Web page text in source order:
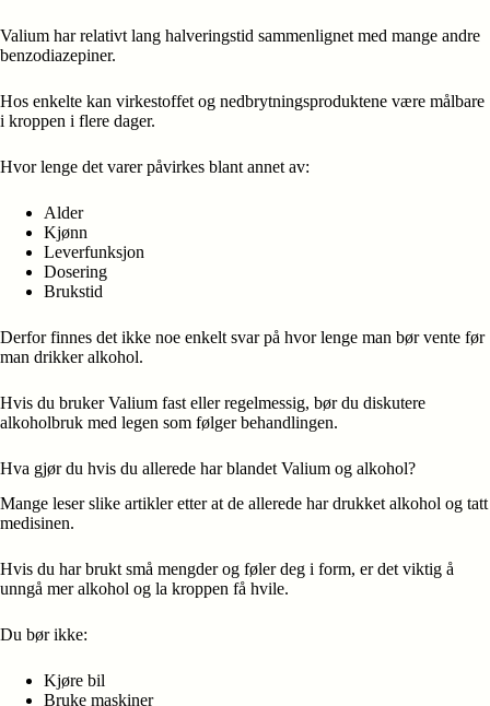
Valium har relativt lang halveringstid sammenlignet med mange andre
benzodiazepiner.
Hos enkelte kan virkestoffet og nedbrytningsproduktene være målbare
i kroppen i flere dager.
Hvor lenge det varer påvirkes blant annet av:
Alder
Kjønn
Leverfunksjon
Dosering
Brukstid
Derfor finnes det ikke noe enkelt svar på hvor lenge man bør vente før
man drikker alkohol.
Hvis du bruker Valium fast eller regelmessig, bør du diskutere
alkoholbruk med legen som følger behandlingen.
Hva gjør du hvis du allerede har blandet Valium og alkohol?
Mange leser slike artikler etter at de allerede har drukket alkohol og tatt
medisinen.
Hvis du har brukt små mengder og føler deg i form, er det viktig å
unngå mer alkohol og la kroppen få hvile.
Du bør ikke:
Kjøre bil
Bruke maskiner